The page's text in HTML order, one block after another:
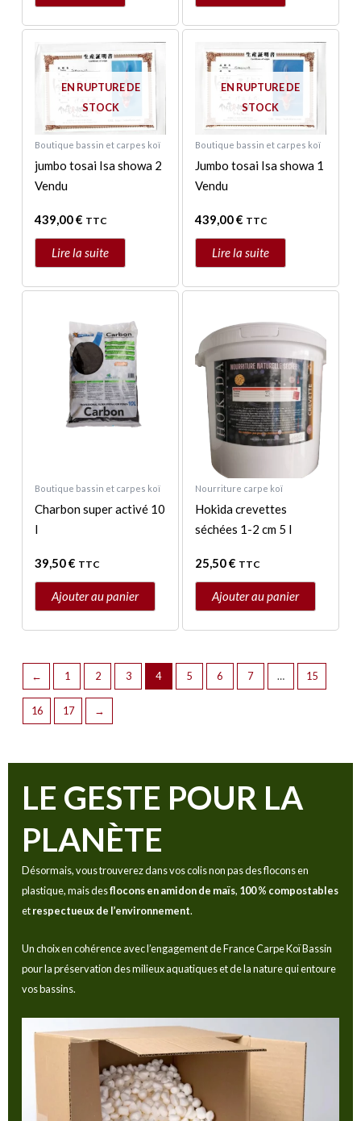
EN RUPTURE DE
STOCK
Boutique bassin et carpes koï
jumbo tosai Isa showa 2
Vendu
439,00€ TTC
Lire la suite
EN RUPTURE DE
STOCK
Boutique bassin et carpes koï
Jumbo tosai Isa showa 1
Vendu
439,00€ TTC
Lire la suite
Boutique bassin et carpes koï
Charbon super activé 10
l
39,50€ TTC
Ajouter au panier
Nourriture carpe koï
Hokida crevettes
séchées 1-2 cm 5 l
25,50€ TTC
Ajouter au panier
← 1 2 3 4 5 6 7 … 15
16 17 →
LE GESTE POUR LA
PLANÈTE
Désormais, vous trouverez dans vos colis non pas des flocons en
plastique, mais desflocons en amidon de maïs, 100 % compostables
etrespectueux de l’environnement.
Un choix en cohérence avec l’engagement de France Carpe Koï Bassin
pour la préservation des milieux aquatiques et de la nature qui entoure
vos bassins.